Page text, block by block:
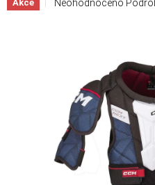
Akce Neohodnoceno